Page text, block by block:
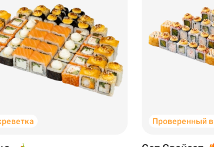
Проверенный
Анапа
Самовывоз